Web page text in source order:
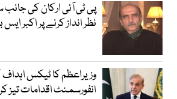
پی ٹی آئی ارکان کی
نظر انداز کرنے پر اکبر ایس
وزیراعظم کا ٹیکس
انفورسمنٹ اقدامات تیز